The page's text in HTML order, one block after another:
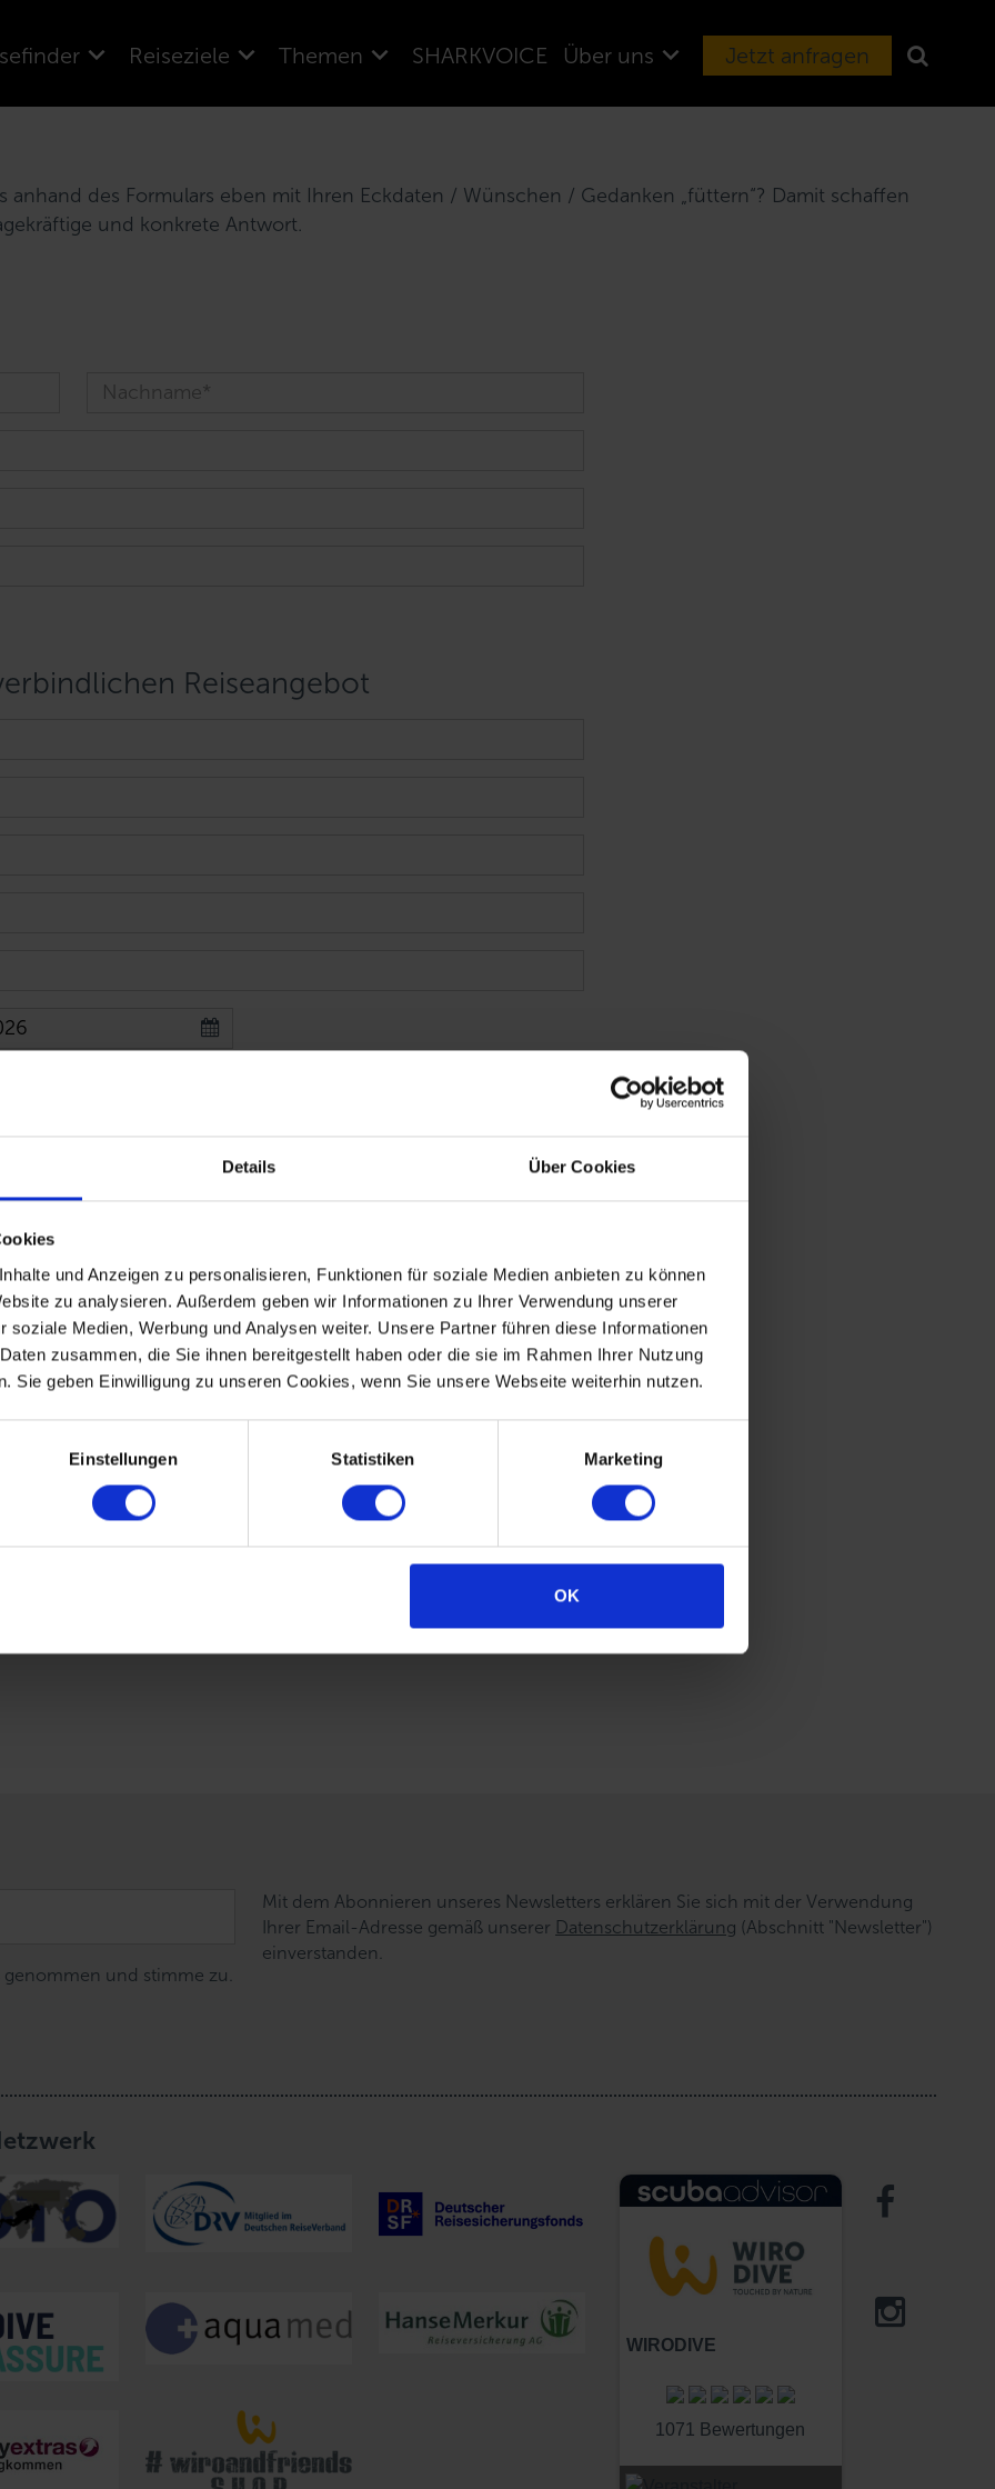
Details Über Cookies
und Anzeigen zu personalisieren, Funktionen für soziale Medien anbieten zu können
zu analysieren. Außerdem geben wir Informationen zu Ihrer Verwendung unserer
soziale Medien, Werbung und Analysen weiter. Unsere Partner führen diese Informationen
zusammen, die Sie ihnen bereitgestellt haben oder die sie im Rahmen Ihrer Nutzung
Sie geben Einwilligung zu unseren Cookies, wenn Sie unsere Webseite weiterhin nutzen.
Einstellungen Statistiken Marketing
OK
Reiseziele Themen SHARKVOICE Über uns Jetzt anfragen
des Formulars eben mit Ihren Eckdaten / Wünschen / Gedanken „füttern“? Damit schaffen
und konkrete Antwort.
Reiseangebot
die Angebotserstellung benötigen wir Ihre Daten wie Name,
von uns entsprechend unserer Datenschutzerklärung
und den Newsletter beziehen. (Keine Sorge, wir hüten Ihre
ganz leicht abmelden.)
und stimme zu.
Mit dem Abonnieren unseres Newsletters erklären Sie sich mit der Verwendung
Ihrer Email-Adresse gemäß unserer Datenschutzerklärung (Abschnitt "Newsletter")
einverstanden.
WIRODIVE
1071 Bewertungen